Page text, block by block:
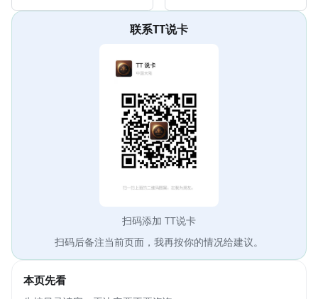
联系TT说卡
扫码添加 TT说卡
扫码后备注当前页面，我再按你的情况给建议。
本页先看